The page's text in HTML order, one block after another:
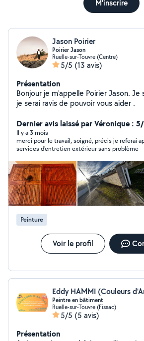
M'inscrire
Jason Poirier
Poirier Jason
Ruelle-sur-Touvre (Centre)
5/5 (13 avis)
Présentation
Bonjour je m'appelle Poirier Jason. Je
je serai ravis de pouvoir vous aider .
Dernier avis laissé par Véronique :
Il y a 3 mois
merci pour le travail, soigné, précis je referai
services d'entretien extérieur sans problème
Peinture
Voir le profil
Eddy HAMMI (Couleurs
Peintre en bâtiment
Ruelle-sur-Touvre (Fissac)
5/5 (5 avis)
Présentation